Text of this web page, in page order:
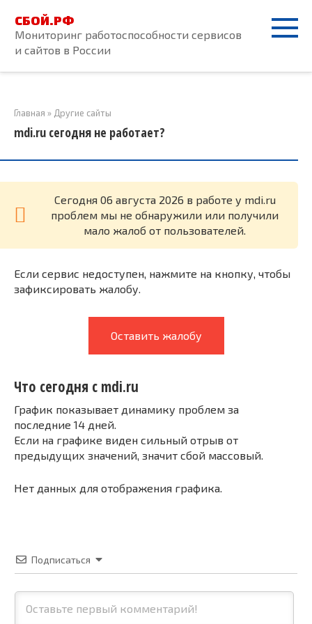
контенту
СБОЙ.РФ
Мониторинг работоспособности сервисов
и сайтов в России
Главная » Другие сайты
mdi.ru сегодня не работает?
Cегодня 06 августа 2026 в работе у mdi.ru
проблем мы не обнаружили или получили
мало жалоб от пользователей.
Если сервис недоступен, нажмите на кнопку, чтобы
зафиксировать жалобу.
Оставить жалобу
Что сегодня с mdi.ru
График показывает динамику проблем за
последние 14 дней.
Если на графике виден сильный отрыв от
предыдущих значений, значит сбой массовый.
Нет данных для отображения графика.
Подписаться